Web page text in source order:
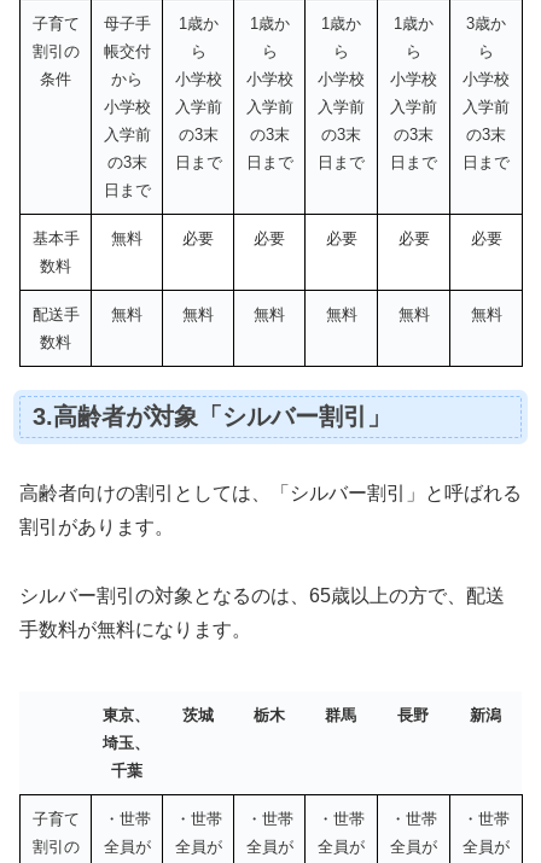
子育て
割引の
条件
母子手
帳交付
から
小学校
入学前
の3末
日まで
1歳か
ら
小学校
入学前
の3末
日まで
1歳か
ら
小学校
入学前
の3末
日まで
1歳か
ら
小学校
入学前
の3末
日まで
1歳か
ら
小学校
入学前
の3末
日まで
3歳か
ら
小学校
入学前
の3末
日まで
基本手
数料
無料 必要 必要 必要 必要 必要
配送手
数料
無料 無料 無料 無料 無料 無料
3.高齢者が対象「シルバー割引」
高齢者向けの割引としては、「シルバー割引」と呼ばれる
割引があります。
シルバー割引の対象となるのは、65歳以上の方で、配送
手数料が無料になります。
東京、
埼玉、
千葉
茨城 栃木 群馬 長野 新潟
子育て
割引の
・世帯
全員が
・世帯
全員が
・世帯
全員が
・世帯
全員が
・世帯
全員が
・世帯
全員が